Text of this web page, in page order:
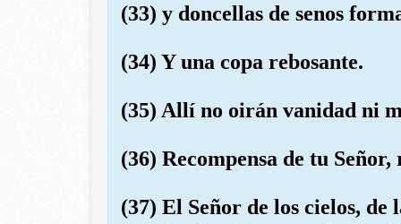
(33) y doncellas de senos
(34) Y una copa rebosante.
(35) Allí no oirán vanidad ni
(36) Recompensa de tu
(37) El Señor de los cielos,